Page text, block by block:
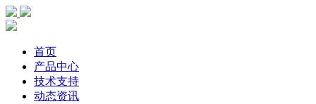
首页
产品中心
技术支持
动态资讯